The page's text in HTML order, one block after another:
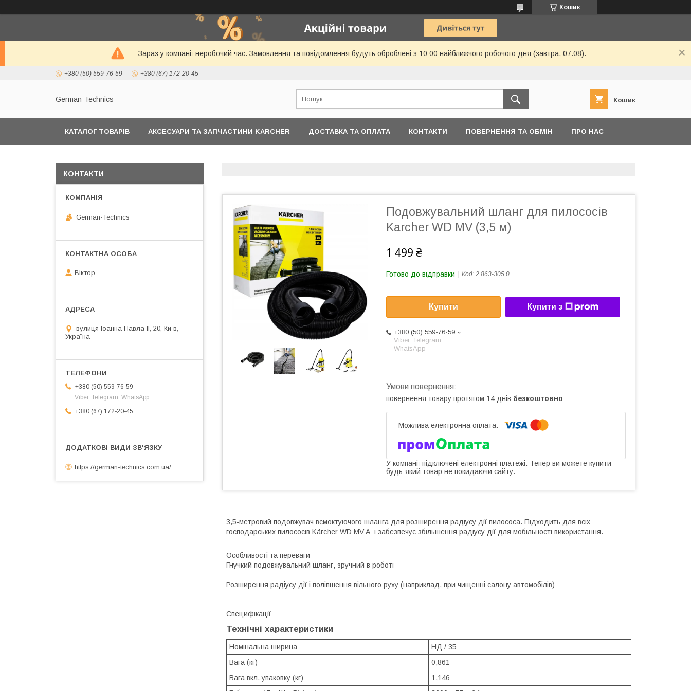
Кошик
Зараз у компанії неробочий час. Замовлення та повідомлення будуть оброблені з 10:00 найближчого робочого дня (завтра, 07.08).
+380 (50) 559-76-59 +380 (67) 172-20-45
German-Technics Кошик
КАТАЛОГ ТОВАРІВ АКСЕСУАРИ ТА ЗАПЧАСТИНИ KARCHER ДОСТАВКА ТА ОПЛАТА КОНТАКТИ ПОВЕРНЕННЯ ТА ОБМІН ПРО НАС
Подовжувальний шланг для пилососів
Karcher WD MV (3,5 м)
1 499 ₴
Готово до відправки Код: 2.863-305.0
Купити Купити з
+380 (50) 559-76-59
Viber, Telegram,
WhatsApp
повернення товару протягом 14 днів безкоштовно
У компанії підключені електронні платежі. Тепер ви можете купити
будь-який товар не покидаючи сайту.
3,5-метровий подовжувач всмоктуючого шланга для розширення радіусу дії пилососа. Підходить для всіх
господарських пилососів Kärcher WD MV A і забезпечує збільшення радіусу дії для мобільності використання.
Особливості та переваги
Гнучкий подовжувальний шланг, зручний в роботі
Розширення радіусу дії і поліпшення вільного руху (наприклад, при чищенні салону автомобілів)
Специфікації
Технічні характеристики
Номінальна ширина
НД / 35
Вага (кг)
0,861
Вага вкл. упаковку (кг)
1,146
КОНТАКТИ
German-Technics
Віктор
вулиця Іоанна Павла ІІ, 20, Київ,
Україна
+380 (50) 559-76-59
Viber, Telegram, WhatsApp
+380 (67) 172-20-45
https://german-technics.com.ua/